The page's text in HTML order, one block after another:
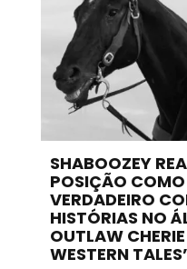
SHABOOZEY
POSIÇÃO
VERDADEIRO
HISTÓRIAS NO
OUTLAW
WESTERN